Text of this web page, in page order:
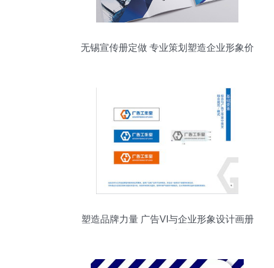
无锡宣传册定做 专业策划塑造企业形象价
塑造品牌力量 广告VI与企业形象设计画册